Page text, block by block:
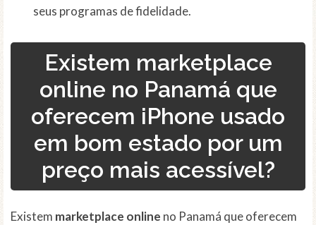
seus programas de fidelidade.
Existem marketplace
online no Panamá que
oferecem iPhone usado
em bom estado por um
preço mais acessível?
Existem marketplace online no Panamá que oferecem